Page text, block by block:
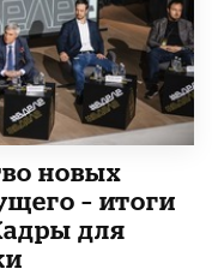
новых
– итоги
для